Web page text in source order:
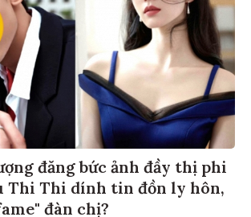
đăng bức ảnh đầy thị phi
Thi Thi dính tin đồn ly hôn,
đàn chị?